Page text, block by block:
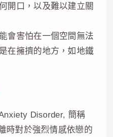
開口，以及難以建立關
會害怕在一個空間無法
在擁擠的地方，如地鐵
Disorder, 簡稱
時對於強烈情感依戀的